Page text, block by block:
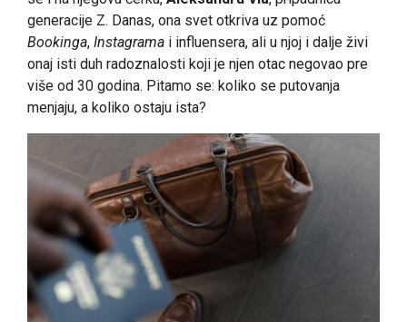
generacije Z. Danas, ona svet otkriva uz pomoć
Bookinga, Instagrama i influensera, ali u njoj i dalje živi
onaj isti duh radoznalosti koji je njen otac negovao pre
više od 30 godina. Pitamo se: koliko se putovanja
menjaju, a koliko ostaju ista?